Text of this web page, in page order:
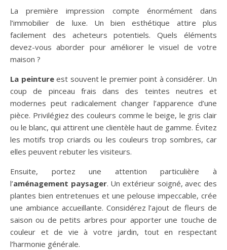
La première impression compte énormément dans
l’immobilier de luxe. Un bien esthétique attire plus
facilement des acheteurs potentiels. Quels éléments
devez-vous aborder pour améliorer le visuel de votre
maison ?
La peintureest souvent le premier point à considérer. Un
coup de pinceau frais dans des teintes neutres et
modernes peut radicalement changer l’apparence d’une
pièce. Privilégiez des couleurs comme le beige, le gris clair
ou le blanc, qui attirent une clientèle haut de gamme. Évitez
les motifs trop criards ou les couleurs trop sombres, car
elles peuvent rebuter les visiteurs.
Ensuite, portez une attention particulière à
l’aménagement paysager. Un extérieur soigné, avec des
plantes bien entretenues et une pelouse impeccable, crée
une ambiance accueillante. Considérez l’ajout de fleurs de
saison ou de petits arbres pour apporter une touche de
couleur et de vie à votre jardin, tout en respectant
l’harmonie générale.